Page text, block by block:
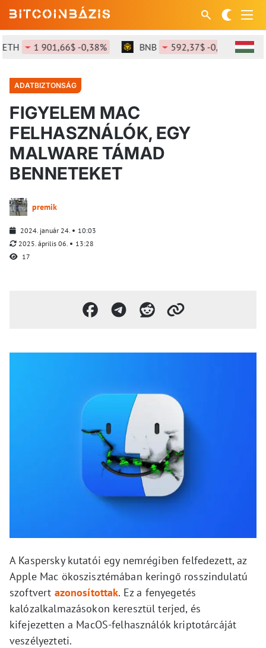
1 901,66$ -0,38% BNB 592,37$ -0,47%
ADATBIZTONSÁG
FIGYELEM MAC
FELHASZNÁLÓK, EGY
MALWARE TÁMAD
BENNETEKET
premik
2024. január 24.
10:03
2025. április 06.
13:28
17
A Kaspersky kutatói egy nemrégiben felfedezett, az
Apple Mac ökoszisztémában keringő rosszindulatú
szoftvert azonosítottak. Ez a fenyegetés
kalózalkalmazásokon keresztül terjed, és
kifejezetten a MacOS-felhasználók kriptotárcáját
veszélyezteti.